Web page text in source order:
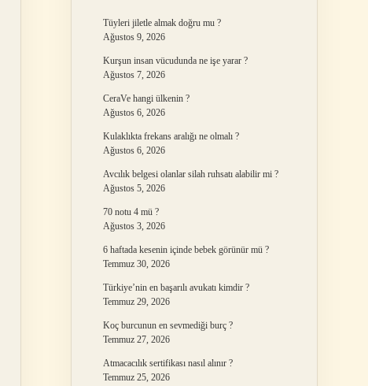
Tüyleri jiletle almak doğru mu ?
Ağustos 9, 2026
Kurşun insan vücudunda ne işe yarar ?
Ağustos 7, 2026
CeraVe hangi ülkenin ?
Ağustos 6, 2026
Kulaklıkta frekans aralığı ne olmalı ?
Ağustos 6, 2026
Avcılık belgesi olanlar silah ruhsatı alabilir mi ?
Ağustos 5, 2026
70 notu 4 mü ?
Ağustos 3, 2026
6 haftada kesenin içinde bebek görünür mü ?
Temmuz 30, 2026
Türkiye’nin en başarılı avukatı kimdir ?
Temmuz 29, 2026
Koç burcunun en sevmediği burç ?
Temmuz 27, 2026
Atmacacılık sertifikası nasıl alınır ?
Temmuz 25, 2026